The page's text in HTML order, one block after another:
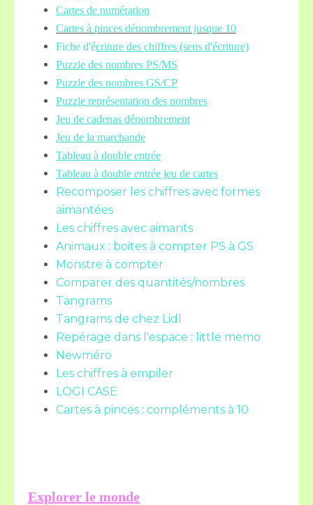
Cartes de numération
Cartes à pinces dénombrement jusque 10
Fiche d'écriture des chiffres (sens d'écriture)
Puzzle des nombres PS/MS
Puzzle des nombres GS/CP
Puzzle représentation des nombres
Jeu de cadenas dénombrement
Jeu de la marchande
Tableau à double entrée
Tableau à double entrée jeu de cartes
Recomposer les chiffres avec formes
aimantées
Les chiffres avec aimants
Animaux : boites à compter PS à GS
Monstre à compter
Comparer des quantités/nombres
Tangrams
Tangrams de chez Lidl
Repérage dans l'espace : little memo
Newméro
Les chiffres à empiler
LOGI CASE
Cartes à pinces : compléments à 10
Explorer le monde